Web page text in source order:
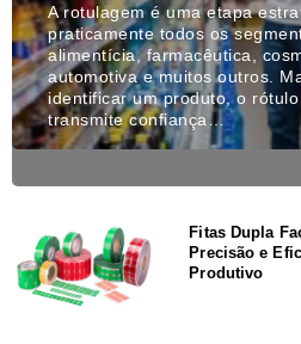
A rotulagem é uma etapa
praticamente todos os
alimentícia, farmacêutica,
automotiva e muitos outros.
identificar um produto, o
transmite confiança…
Fitas Dupla
Precisão e
Produtivo